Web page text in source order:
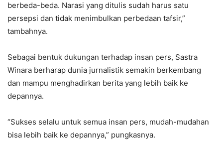
berbeda-beda. Narasi yang ditulis sudah harus satu
persepsi dan tidak menimbulkan perbedaan tafsir,”
tambahnya.
Sebagai bentuk dukungan terhadap insan pers, Sastra
Winara berharap dunia jurnalistik semakin berkembang
dan mampu menghadirkan berita yang lebih baik ke
depannya.
“Sukses selalu untuk semua insan pers, mudah-mudahan
bisa lebih baik ke depannya,” pungkasnya.